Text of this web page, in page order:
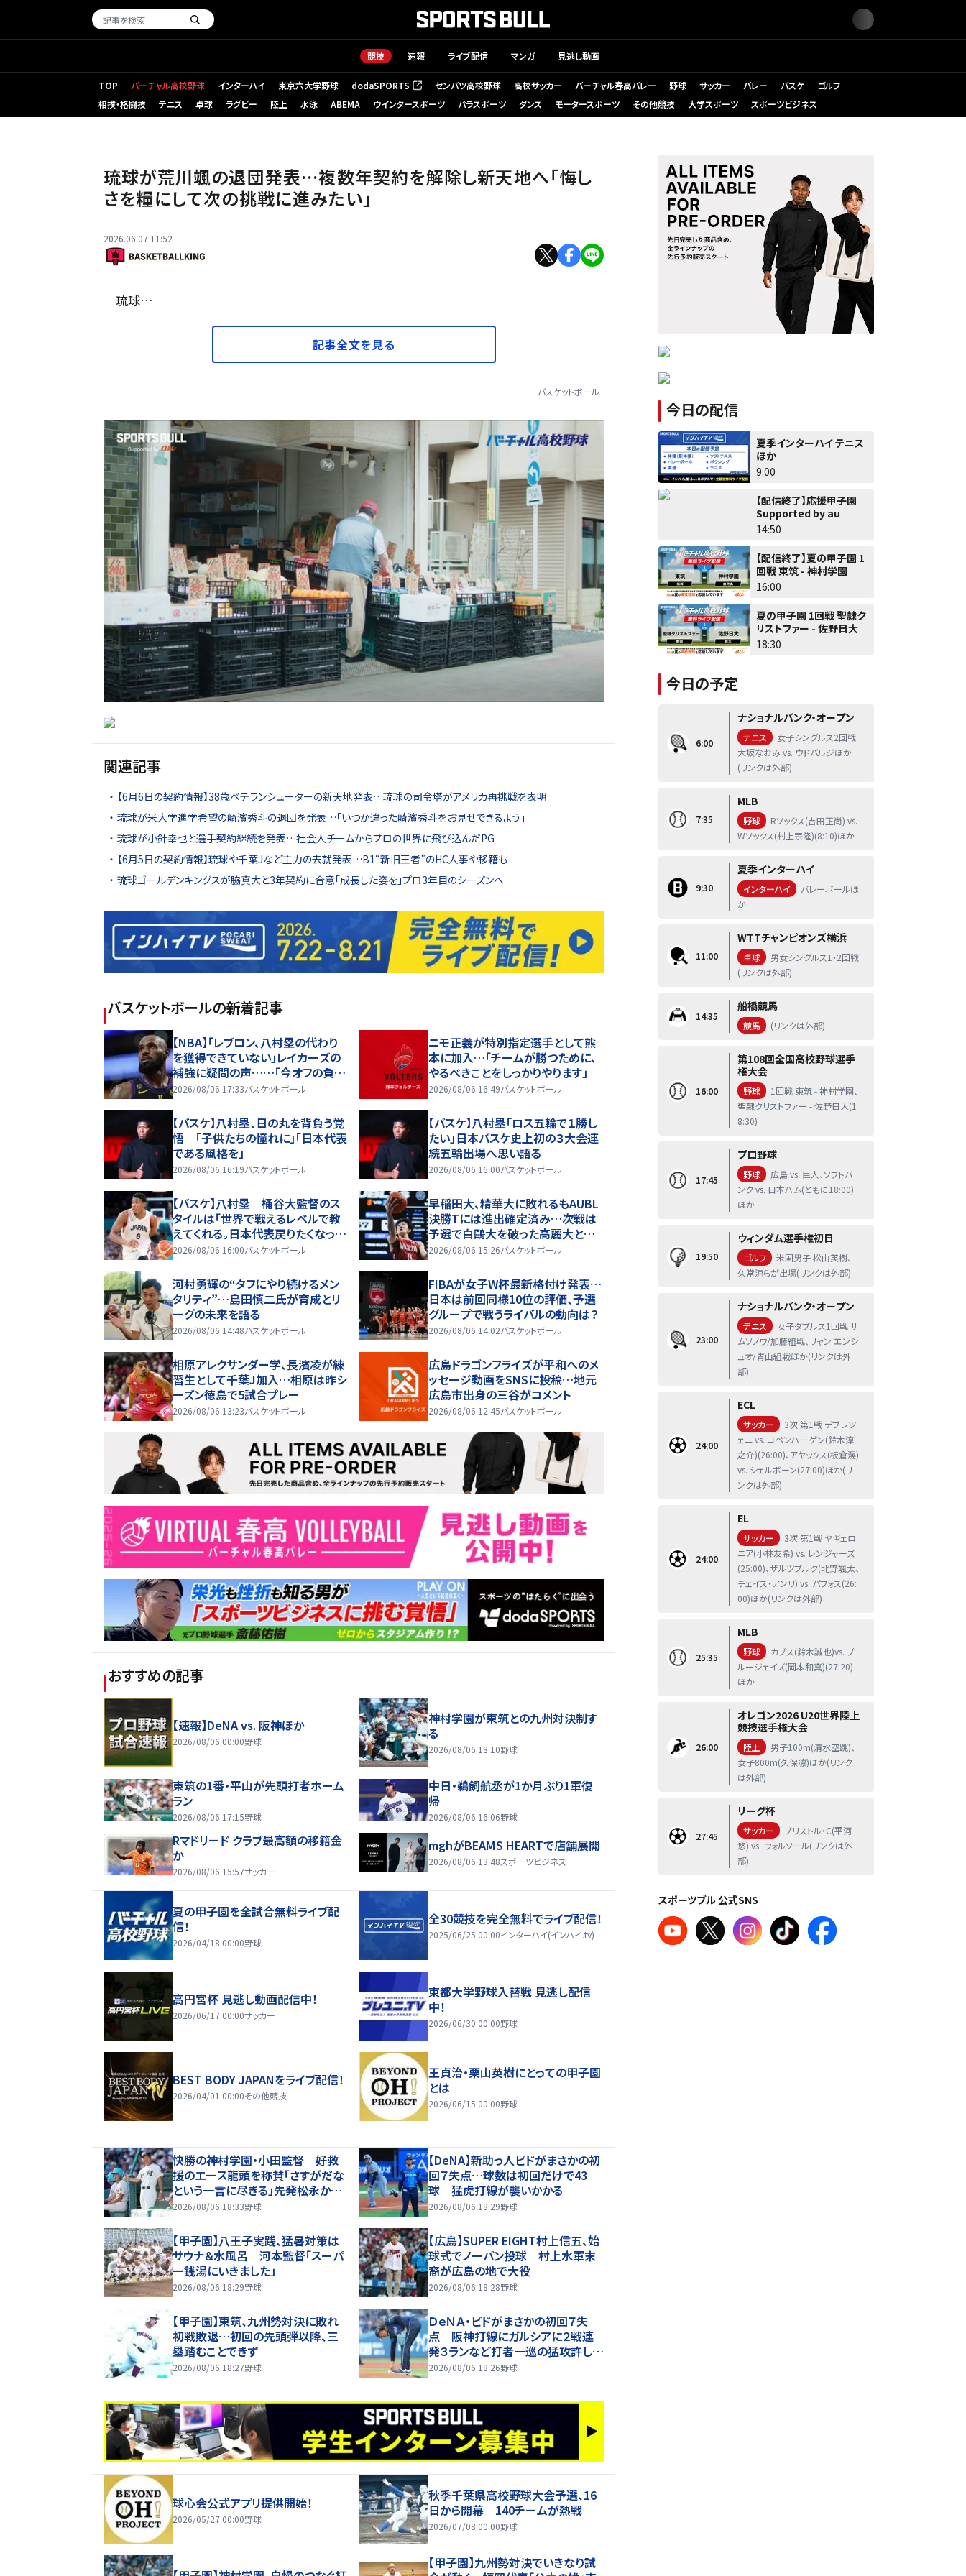
競技 速報 ライブ配信 マンガ 見逃し動画
TOP バーチャル高校野球 インターハイ 東京六大学野球 dodaSPORTS
（新しいタブで開く） センバツ高校野球 高校サッカー バーチャル春高バレー 野球 サッカー バレー バスケ
ゴルフ
相撲・格闘技
テニス 卓球 ラグビー 陸上 水泳 ABEMA ウインタースポーツ パラスポーツ ダンス モータースポーツ その他競技 大学スポーツ スポーツビジネス
琉球が荒川颯の退団発表…複数年契約を解除し新天地へ「悔し
さを糧にして次の挑戦に進みたい」
2026.06.07 11:52
琉球…
記事全文を見る
バスケットボール
関連記事
【6月6日の契約情報】38歳ベテランシューターの新天地発表…琉球の司令塔がアメリカ再挑戦を表明
琉球が米大学進学希望の崎濱秀斗の退団を発表…「いつか違った崎濱秀斗をお見せできるよう」
琉球が小針幸也と選手契約継続を発表…社会人チームからプロの世界に飛び込んだPG
【6月5日の契約情報】琉球や千葉Jなど主力の去就発表…B1“新旧王者”のHC人事や移籍も
琉球ゴールデンキングスが脇真大と3年契約に合意「成長した姿を」プロ3年目のシーズンへ
バスケットボールの新着記事
【NBA】「レブロン、八村塁の代わり
を獲得できていない」レイカーズの
補強に疑問の声……「今オフの負け
組」という指摘も
2026/08/06 17:33バスケットボール
ニモ正義が特別指定選手として熊
本に加入…「チームが勝つために、
やるべきことをしっかりやります」
2026/08/06 16:49バスケットボール
【バスケ】八村塁、日の丸を背負う覚
悟 「子供たちの憧れに」「日本代表
である風格を」
2026/08/06 16:19バスケットボール
【バスケ】八村塁「ロス五輪で１勝し
たい」日本バスケ史上初の３大会連
続五輪出場へ思い語る
2026/08/06 16:00バスケットボール
【バスケ】八村塁 桶谷大監督のス
タイルは「世界で戦えるレベルで教
えてくれる。日本代表戻りたくなっ
た」
2026/08/06 16:00バスケットボール
早稲田大、精華大に敗れるもAUBL
決勝Tには進出確定済み…次戦は
予選で白鷗大を破った高麗大と激
突
2026/08/06 15:26バスケットボール
河村勇輝の“タフにやり続けるメン
タリティ”…島田慎二氏が育成とリ
ーグの未来を語る
2026/08/06 14:48バスケットボール
FIBAが女子W杯最新格付け発表…
日本は前回同様10位の評価、予選
グループで戦うライバルの動向は？
2026/08/06 14:02バスケットボール
相原アレクサンダー学、長濱凌が練
習生として千葉J加入…相原は昨シ
ーズン徳島で5試合プレー
2026/08/06 13:23バスケットボール
広島ドラゴンフライズが平和へのメ
ッセージ動画をSNSに投稿…地元
広島市出身の三谷がコメント
2026/08/06 12:45バスケットボール
おすすめの記事
【速報】DeNA vs. 阪神ほか
2026/08/06 00:00野球
神村学園が東筑との九州対決制す
る
2026/08/06 18:10野球
東筑の1番・平山が先頭打者ホーム
ラン
2026/08/06 17:15野球
中日・鵜飼航丞が1か月ぶり1軍復
帰
2026/08/06 16:06野球
Rマドリード クラブ最高額の移籍金
か
2026/08/06 15:57サッカー
mghがBEAMS HEARTで店舗展開
2026/08/06 13:48スポーツビジネス
夏の甲子園を全試合無料ライブ配
信！
2026/04/18 00:00野球
全30競技を完全無料でライブ配信！
2025/06/25 00:00インターハイ(インハイ.tv)
高円宮杯 見逃し動画配信中！
2026/06/17 00:00サッカー
東都大学野球入替戦 見逃し配信
中！
2026/06/30 00:00野球
BEST BODY JAPANをライブ配信！
2026/04/01 00:00その他競技
王貞治・栗山英樹にとっての甲子園
とは
2026/06/15 00:00野球
快勝の神村学園・小田監督 好救
援のエース龍頭を称賛「さすがだな
という一言に尽きる」先発松永から
の継投策で逆転勝ち
2026/08/06 18:33野球
【DeNA】新助っ人ビドがまさかの初
回７失点…球数は初回だけで43
球 猛虎打線が襲いかかる
2026/08/06 18:29野球
【甲子園】八王子実践、猛暑対策は
サウナ＆水風呂 河本監督「スーパ
ー銭湯にいきました」
2026/08/06 18:29野球
【広島】SUPER EIGHT村上信五、始
球式でノーバン投球 村上水軍末
裔が広島の地で大役
2026/08/06 18:28野球
【甲子園】東筑、九州勢対決に敗れ
初戦敗退…初回の先頭弾以降、三
塁踏むことできず
2026/08/06 18:27野球
ＤｅＮＡ・ビドがまさかの初回７失
点 阪神打線にガルシアに２戦連
発３ランなど打者一巡の猛攻許し１
イニングで４３球費やす
2026/08/06 18:26野球
球心会公式アプリ提供開始！
2026/05/27 00:00野球
秋季千葉県高校野球大会予選、16
日から開幕 140チームが熱戦
2026/07/08 00:00野球
【甲子園】九州勢対決でいきなり試
今日の配信
夏季インターハイ テニス
ほか
9:00
【配信終了】応援甲子園
Supported by au
14:50
【配信終了】夏の甲子園 1
回戦 東筑 - 神村学園
16:00
夏の甲子園 1回戦 聖隷ク
リストファー - 佐野日大
18:30
今日の予定
6:00
ナショナルバンク・オープン
テニス
女子シングルス2回戦
大坂なおみ vs. ウドバルジほか
(リンクは外部)
7:35
MLB
野球
Rソックス(吉田正尚) vs.
Wソックス(村上宗隆)(8:10)ほか
9:30
夏季インターハイ
インターハイ
バレーボールほ
か
11:00
WTTチャンピオンズ横浜
卓球
男女シングルス1・2回戦
(リンクは外部)
14:35
船橋競馬
競馬 (リンクは外部)
16:00
第108回全国高校野球選手
権大会
野球
1回戦 東筑 - 神村学園、
聖隷クリストファー - 佐野日大(1
8:30)
17:45
プロ野球
野球
広島 vs. 巨人、ソフトバ
ンク vs. 日本ハム(ともに18:00)
ほか
19:50
ウィンダム選手権初日
ゴルフ
米国男子 松山英樹、
久常涼らが出場(リンクは外部)
23:00
ナショナルバンク・オープン
テニス
女子ダブルス1回戦 サ
ムソノワ/加藤組戦、リャン エンシ
ュオ/青山組戦ほか(リンクは外
部)
24:00
ECL
サッカー
3次 第1戦 デブレツ
ェニ vs. コペンハーゲン(鈴木淳
之介)(26:00)、アヤックス(板倉滉)
vs. シェルボーン(27:00)ほか(リ
ンクは外部)
24:00
EL
サッカー
3次 第1戦 ヤギェロ
ニア(小林友希) vs. レンジャーズ
(25:00)、ザルツブルク(北野颯太、
チェイス・アンリ) vs. パフォス(26:
00)ほか(リンクは外部)
25:35
MLB
野球
カブス(鈴木誠也)vs. ブ
ルージェイズ(岡本和真)(27:20)
ほか
26:00
オレゴン2026 U20世界陸上
競技選手権大会
陸上
男子100m(清水空跳)、
女子800m(久保凛)ほか(リンク
は外部)
27:45
リーグ杯
サッカー
ブリストル・C(平河
悠) vs. ウォルソール(リンクは外
部)
スポーツブル 公式SNS